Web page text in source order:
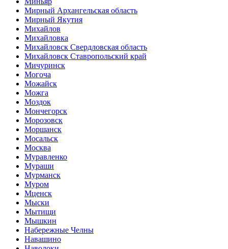
Мирный Архангельская область
Мирный Якутия
Михайлов
Михайловка
Михайловск Свердловская область
Михайловск Ставропольский край
Мичуринск
Могоча
Можайск
Можга
Моздок
Мончегорск
Морозовск
Моршанск
Мосальск
Москва
Муравленко
Мураши
Мурманск
Муром
Мценск
Мыски
Мытищи
Мышкин
Набережные Челны
Навашино